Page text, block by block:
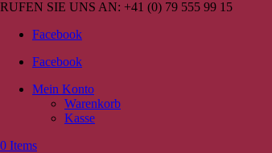
RUFEN SIE UNS AN: +41 (0) 79 555 99 15
Facebook
Facebook
Mein Konto
Warenkorb
Kasse
0 Items